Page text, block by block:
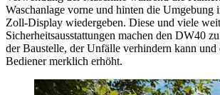
Waschanlage vorne und hinten die Umgebung
Zoll-Display wiedergeben. Diese und viele
Sicherheitsausstattungen machen den DW40
der Baustelle, der Unfälle verhindern kann
Bediener merklich erhöht.